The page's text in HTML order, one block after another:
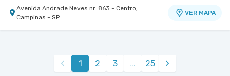
Avenida Andrade Neves nr. 863 - Centro,
Campinas - SP
VER MAPA
1 2 3 ... 25